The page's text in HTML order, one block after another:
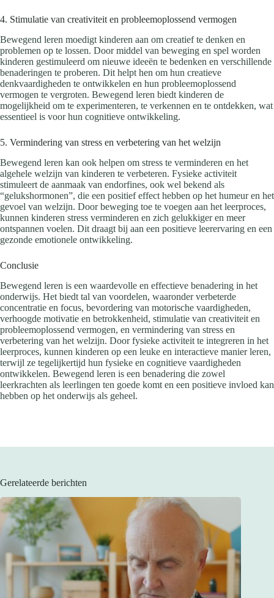
4. Stimulatie van creativiteit en probleemoplossend vermogen
Bewegend leren moedigt kinderen aan om creatief te denken en
problemen op te lossen. Door middel van beweging en spel worden
kinderen gestimuleerd om nieuwe ideeën te bedenken en verschillende
benaderingen te proberen. Dit helpt hen om hun creatieve
denkvaardigheden te ontwikkelen en hun probleemoplossend
vermogen te vergroten. Bewegend leren biedt kinderen de
mogelijkheid om te experimenteren, te verkennen en te ontdekken, wat
essentieel is voor hun cognitieve ontwikkeling.
5. Vermindering van stress en verbetering van het welzijn
Bewegend leren kan ook helpen om stress te verminderen en het
algehele welzijn van kinderen te verbeteren. Fysieke activiteit
stimuleert de aanmaak van endorfines, ook wel bekend als
“gelukshormonen”, die een positief effect hebben op het humeur en het
gevoel van welzijn. Door beweging toe te voegen aan het leerproces,
kunnen kinderen stress verminderen en zich gelukkiger en meer
ontspannen voelen. Dit draagt bij aan een positieve leerervaring en een
gezonde emotionele ontwikkeling.
Conclusie
Bewegend leren is een waardevolle en effectieve benadering in het
onderwijs. Het biedt tal van voordelen, waaronder verbeterde
concentratie en focus, bevordering van motorische vaardigheden,
verhoogde motivatie en betrokkenheid, stimulatie van creativiteit en
probleemoplossend vermogen, en vermindering van stress en
verbetering van het welzijn. Door fysieke activiteit te integreren in het
leerproces, kunnen kinderen op een leuke en interactieve manier leren,
terwijl ze tegelijkertijd hun fysieke en cognitieve vaardigheden
ontwikkelen. Bewegend leren is een benadering die zowel
leerkrachten als leerlingen ten goede komt en een positieve invloed kan
hebben op het onderwijs als geheel.
Gerelateerde berichten